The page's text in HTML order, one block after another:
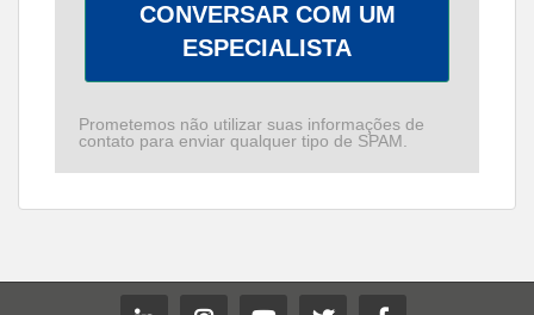
CONVERSAR COM UM
ESPECIALISTA
Prometemos não utilizar suas informações de
contato para enviar qualquer tipo de SPAM.